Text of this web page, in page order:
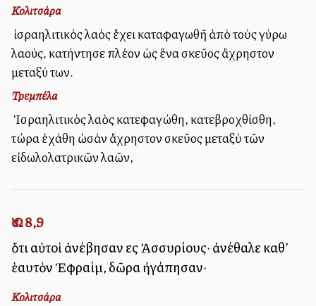
Κολιτσάρα
Ὁ ἰσραηλιτικὸς λαὸς ἔχει καταφαγωθῆ ἀπὸ τοὺς γύρω
λαούς, κατήντησε πλέον ὡς ἕνα σκεῦος ἄχρηστον
μεταξύ των.
Τρεμπέλα
Ὁ Ἰσραηλιτικὸς λαὸς κατεφαγώθη, κατεβροχθίσθη,
τώρα ἐχάθη ὡσὰν ἄχρηστον σκεῦος μεταξὺ τῶν
εἰδωλολατρικῶν λαῶν,
Ὡσ. 8,9
ὅτι αὐτοὶ ἀνέβησαν εἰς Ἀσσυρίους· ἀνέθαλε καθ’
ἑαυτὸν Ἐφραίμ, δῶρα ἠγάπησαν·
Κολιτσάρα